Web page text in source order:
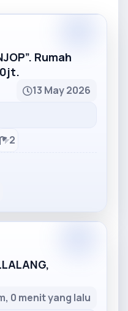
Rumah
13 May 2026
2
0 menit yang lalu